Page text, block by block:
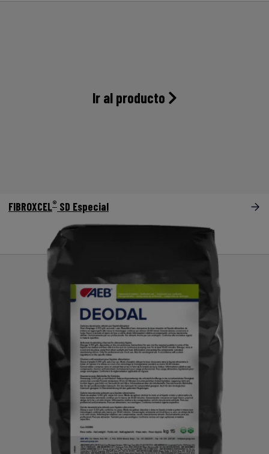
Ir al producto
FIBROXCEL® SD Especial